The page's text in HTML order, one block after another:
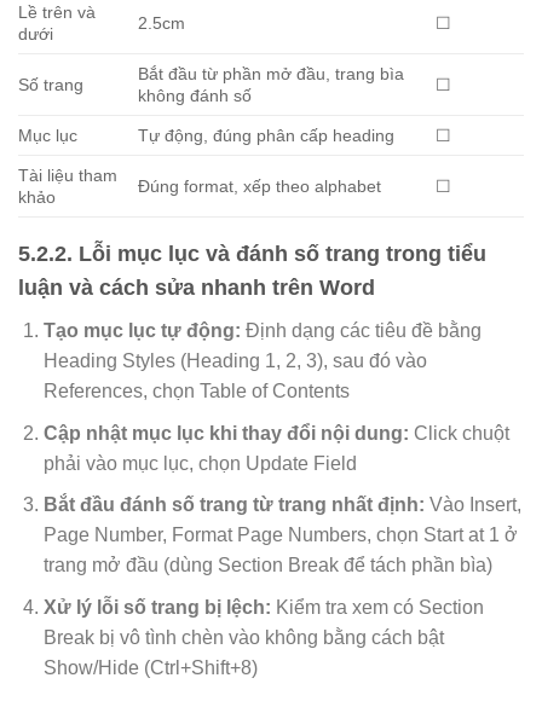
Lề trên và
dưới
2.5cm ☐
Số trang
Bắt đầu từ phần mở đầu, trang bìa
không đánh số
☐
Mục lục Tự động, đúng phân cấp heading ☐
Tài liệu tham
khảo
Đúng format, xếp theo alphabet ☐
5.2.2. Lỗi mục lục và đánh số trang trong tiểu
luận và cách sửa nhanh trên Word
Tạo mục lục tự động: Định dạng các tiêu đề bằng
Heading Styles (Heading 1, 2, 3), sau đó vào
References, chọn Table of Contents
Cập nhật mục lục khi thay đổi nội dung: Click chuột
phải vào mục lục, chọn Update Field
Bắt đầu đánh số trang từ trang nhất định: Vào Insert,
Page Number, Format Page Numbers, chọn Start at 1 ở
trang mở đầu (dùng Section Break để tách phần bìa)
Xử lý lỗi số trang bị lệch: Kiểm tra xem có Section
Break bị vô tình chèn vào không bằng cách bật
Show/Hide (Ctrl+Shift+8)